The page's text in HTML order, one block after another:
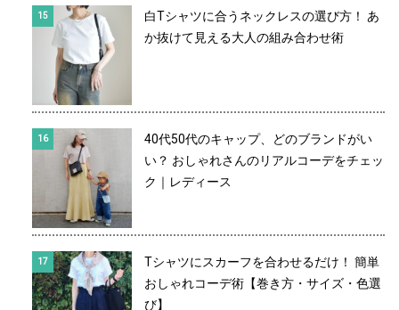
白Tシャツに合うネックレスの選び方！ あ
か抜けて見える大人の組み合わせ術
40代50代のキャップ、どのブランドがい
い？ おしゃれさんのリアルコーデをチェッ
ク｜レディース
Tシャツにスカーフを合わせるだけ！ 簡単
おしゃれコーデ術【巻き方・サイズ・色選
び】